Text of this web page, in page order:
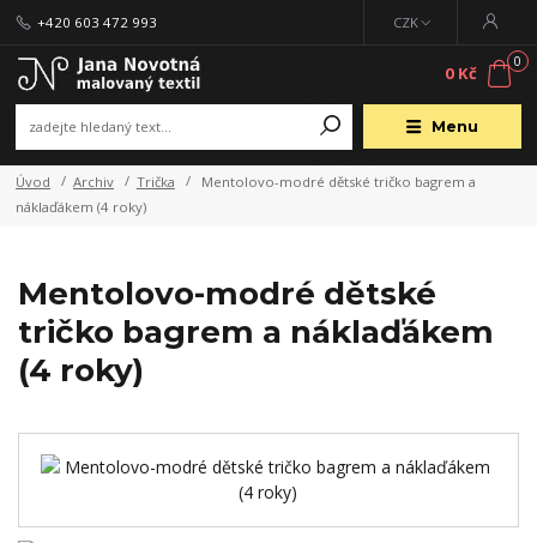
Menu
CZK
+420 603 472 993
0
0 Kč
Úvod Archiv Trička
Mentolovo-modré dětské tričko bagrem a
náklaďákem (4 roky)
Mentolovo-modré dětské
tričko bagrem a náklaďákem
(4 roky)